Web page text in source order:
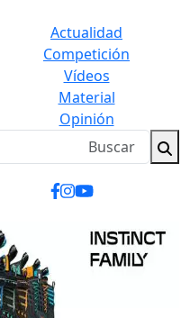
Actualidad
Competición
Vídeos
Material
Opinión